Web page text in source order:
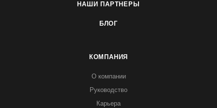
НАШИ ПАРТНЕРЫ
БЛОГ
КОМПАНИЯ
О компании
Руководство
Карьера